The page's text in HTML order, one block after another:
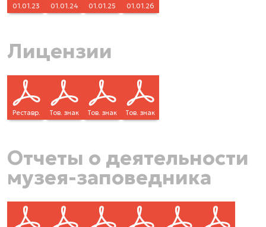
01.01.23 01.01.24 01.01.25 01.01.26
Лицензии
Реставр. Тов. знак Тов. знак Тов. знак
Отчеты о деятельности
музея-заповедника